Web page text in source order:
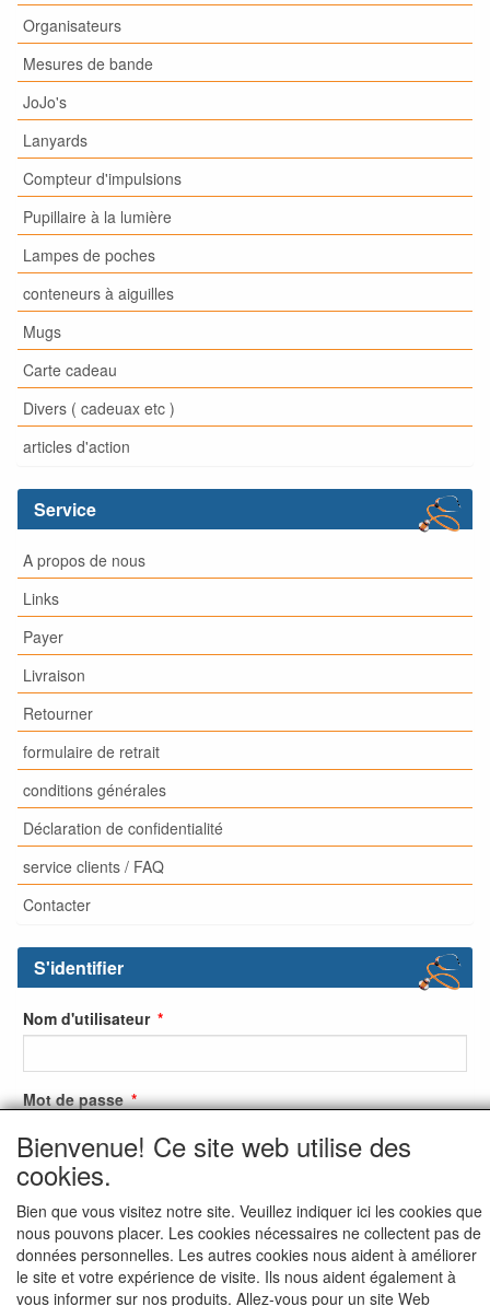
Organisateurs
Mesures de bande
JoJo's
Lanyards
Compteur d'impulsions
Pupillaire à la lumière
Lampes de poches
conteneurs à aiguilles
Mugs
Carte cadeau
Divers ( cadeuax etc )
articles d'action
Service
A propos de nous
Links
Payer
Livraison
Retourner
formulaire de retrait
conditions générales
Déclaration de confidentialité
service clients / FAQ
Contacter
S'identifier
Nom d'utilisateur
Mot de passe
S'inscrire
Mot de passe oublié ?
Bienvenue! Ce site web utilise des
cookies.
Bien que vous visitez notre site. Veuillez indiquer ici les cookies que
nous pouvons placer. Les cookies nécessaires ne collectent pas de
données personnelles. Les autres cookies nous aident à améliorer
le site et votre expérience de visite. Ils nous aident également à
vous informer sur nos produits. Allez-vous pour un site Web